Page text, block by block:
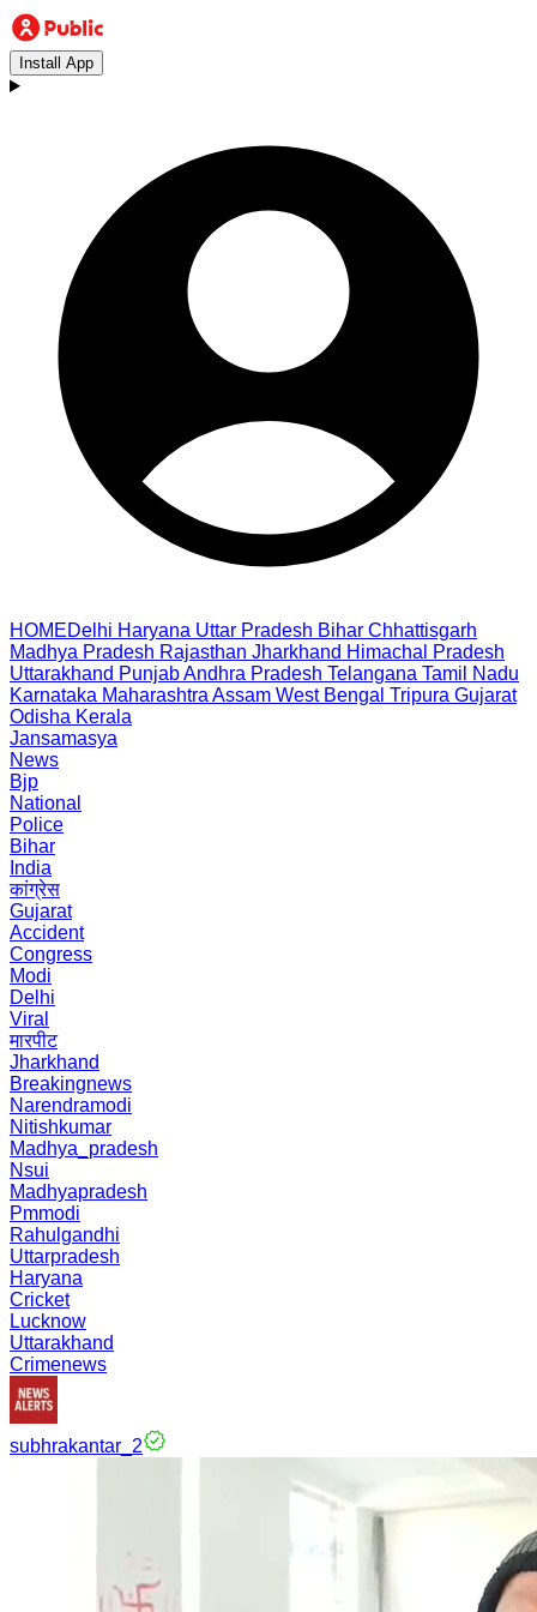
Install App
HOMEDelhi Haryana Uttar Pradesh Bihar Chhattisgarh
Madhya Pradesh Rajasthan Jharkhand Himachal Pradesh
Uttarakhand PunjabAndhra Pradesh Telangana Tamil Nadu
Karnataka Maharashtra Assam West Bengal Tripura Gujarat
Odisha Kerala
Jansamasya
News
Bjp
National
Police
Bihar
India
कांग्रेस
Gujarat
Accident
Congress
Modi
Delhi
Viral
मारपीट
Jharkhand
Breakingnews
Narendramodi
Nitishkumar
Madhya_pradesh
Nsui
Madhyapradesh
Pmmodi
Rahulgandhi
Uttarpradesh
Haryana
Cricket
Lucknow
Uttarakhand
Crimenews
subhrakantar_2